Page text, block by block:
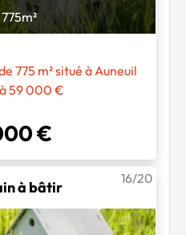
775m²
775 m² situé à Auneuil
59 000 €
€
à bâtir
16/20